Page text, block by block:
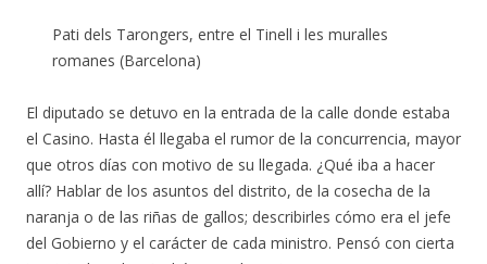
Pati dels Tarongers, entre el Tinell i les muralles
romanes (Barcelona)
El diputado se detuvo en la entrada de la calle donde estaba
el Casino. Hasta él llegaba el rumor de la concurrencia, mayor
que otros días con motivo de su llegada. ¿Qué iba a hacer
allí? Hablar de los asuntos del distrito, de la cosecha de la
naranja o de las riñas de gallos; describirles cómo era el jefe
del Gobierno y el carácter de cada ministro. Pensó con cierta